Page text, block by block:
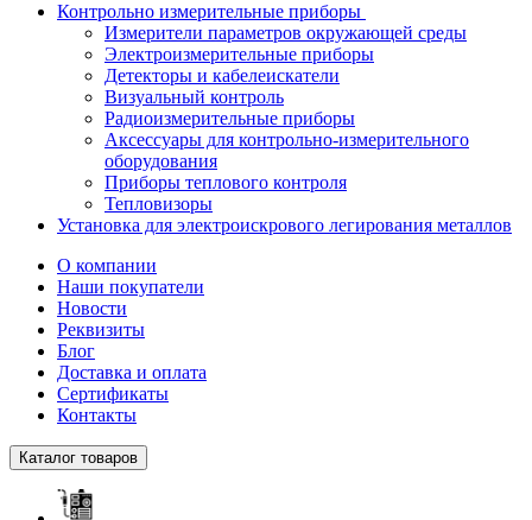
Контрольно измерительные приборы
Измерители параметров окружающей среды
Электроизмерительные приборы
Детекторы и кабелеискатели
Визуальный контроль
Радиоизмерительные приборы
Аксессуары для контрольно-измерительного
оборудования
Приборы теплового контроля
Тепловизоры
Установка для электроискрового легирования металлов
О компании
Наши покупатели
Новости
Реквизиты
Блог
Доставка и оплата
Сертификаты
Контакты
Каталог товаров